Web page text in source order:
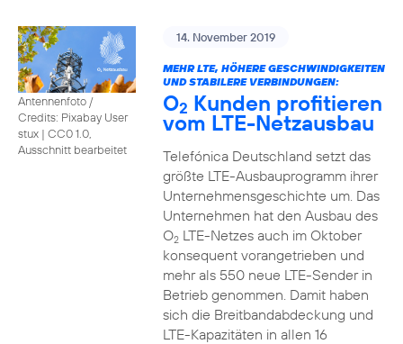
Antennenfoto /
Credits: Pixabay User
stux | CC0 1.0,
Ausschnitt bearbeitet
14. November 2019
MEHR LTE, HÖHERE GESCHWINDIGKEITEN
UND STABILERE VERBINDUNGEN:
O2 Kunden profitieren
vom LTE-Netzausbau
Telefónica Deutschland setzt das
größte LTE-Ausbauprogramm ihrer
Unternehmensgeschichte um. Das
Unternehmen hat den Ausbau des
O2LTE-Netzes auch im Oktober
konsequent vorangetrieben und
mehr als 550 neue LTE-Sender in
Betrieb genommen. Damit haben
sich die Breitbandabdeckung und
LTE-Kapazitäten in allen 16